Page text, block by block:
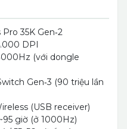
35K Gen‑2
DPI
(với dongle
Gen‑3 (90 triệu lần
(USB receiver)
giờ (ở 1000Hz)